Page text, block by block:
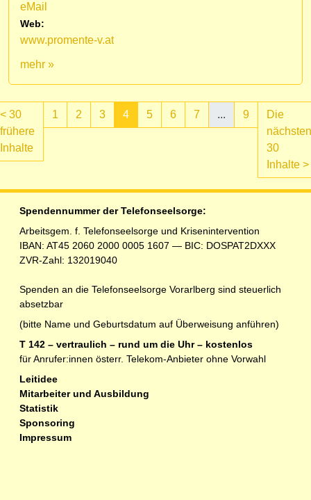
eMail
Web:
www.promente-v.at
mehr »
< 30
frühere
Inhalte
1 2 3
4
5 6 7 ... 9
Die
nächsten
30
Inhalte >
Spendennummer der Telefonseelsorge:
Arbeitsgem. f. Telefonseelsorge und Krisenintervention
IBAN: AT45 2060 2000 0005 1607 — BIC: DOSPAT2DXXX
ZVR-Zahl: 132019040
Spenden an die Telefonseelsorge Vorarlberg sind steuerlich
absetzbar
(bitte Name und Geburtsdatum auf Überweisung anführen)
T 142 – vertraulich – rund um die Uhr – kostenlos
für Anrufer:innen österr. Telekom-Anbieter ohne Vorwahl
Leitidee
Mitarbeiter und Ausbildung
Statistik
Sponsoring
Impressum